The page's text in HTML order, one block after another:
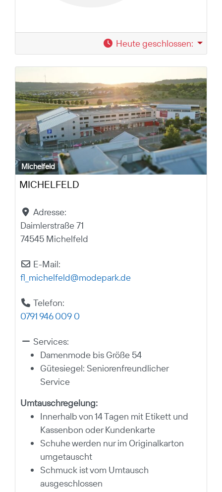
Heute geschlossen:
Michelfeld
MICHELFELD
Adresse:
Daimlerstraße 71
74545 Michelfeld
E-Mail:
fl_michelfeld@modepark.de
Telefon:
0791 946 009 0
Services:
Damenmode bis Größe 54
Gütesiegel: Seniorenfreundlicher
Service
Umtauschregelung:
Innerhalb von 14 Tagen mit Etikett und
Kassenbon oder Kundenkarte
Schuhe werden nur im Originalkarton
umgetauscht
Schmuck ist vom Umtausch
ausgeschlossen